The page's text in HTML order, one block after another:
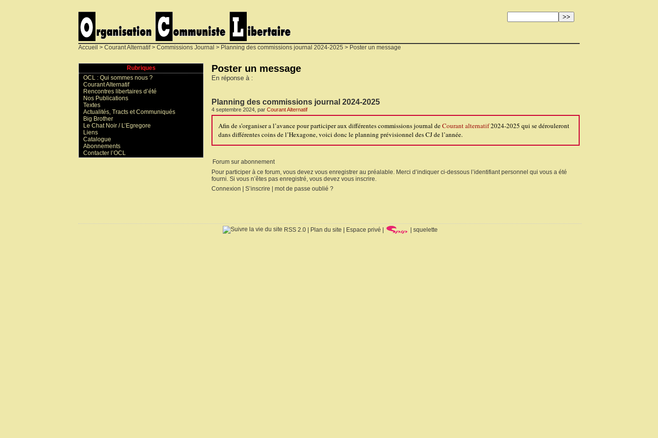
Accueil > Courant Alternatif> Commissions Journal > Planning des commissions journal 2024-2025 > Poster un message
Poster un message
En réponse à :
Planning des commissions journal 2024-2025
4 septembre 2024, par Courant Alternatif
Afin de s’organiser a l’avance pour participer aux différentes commissions journal deCourant alternatif2024-2025 qui se dérouleront
dans différentes coins de l’Hexagone, voici donc le planning prévisionnel des CJ de l’année.
Forum sur abonnement
Pour participer à ce forum, vous devez vous enregistrer au préalable. Merci d’indiquer ci-dessous l’identifiant personnel qui vous a été
fourni. Si vous n’êtes pas enregistré, vous devez vous inscrire.
Connexion | S’inscrire | mot de passe oublié ?
Rubriques
OCL : Qui sommes nous ?
Courant Alternatif
Rencontres libertaires d’été
Nos Publications
Textes
Actualités, Tracts et Communiqués
Big Brother
Le Chat Noir / L’Egregore
Liens
Catalogue
Abonnements
Contacter l’OCL
RSS 2.0| Plan du site | Espace privé | | squelette